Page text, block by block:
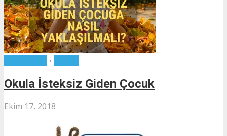
•
Okula İsteksiz Giden Çocuk
Ekim 17, 2018